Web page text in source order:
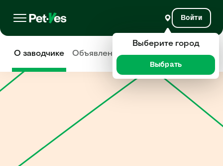
Войти
О заводчике Объявления Отзывы
Выберите город
Выбрать